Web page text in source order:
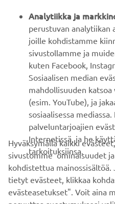
YAMAHA MUUALLA
ASIAKASTUKI
UUTISKIRJE
Ole ensimmäinen, joka kuulee
erikoistapahtumista, uusista
Lue tietosuojakäytäntömme
käsittelemme henkilötietojasi:
Analytiikka ja
perustuvan analytiikan
joille kohdistamme
sivustollamme ja
kuten Facebook,
Sosiaalisen median
mahdollisuuden
(esim. YouTube), ja
sosiaalisessa
palveluntarjoajien
Internetissä, ja he
tarkoituksiinsa.
Hyväksymällä kaikki
sivustomme ominaisuudet
kohdistettua mainossisältöä.
tietyt evästeet, klikkaa
evästeasetukset". Voit aina